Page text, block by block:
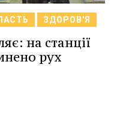
ЗДОРОВ'Я
на станції
рух